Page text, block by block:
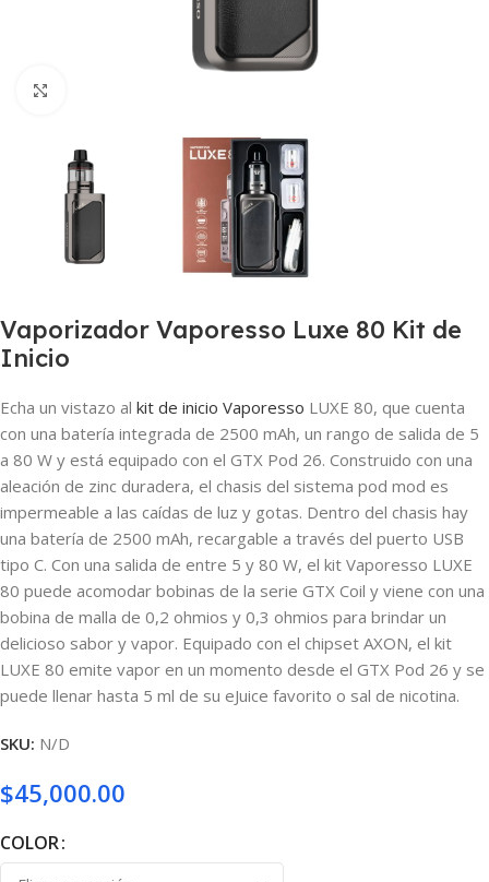
Vaporizador Vaporesso Luxe 80 Kit de
Inicio
Echa un vistazo al kit de inicio Vaporesso LUXE 80, que cuenta
con una batería integrada de 2500 mAh, un rango de salida de 5
a 80 W y está equipado con el GTX Pod 26. Construido con una
aleación de zinc duradera, el chasis del sistema pod mod es
impermeable a las caídas de luz y gotas. Dentro del chasis hay
una batería de 2500 mAh, recargable a través del puerto USB
tipo C. Con una salida de entre 5 y 80 W, el kit Vaporesso LUXE
80 puede acomodar bobinas de la serie GTX Coil y viene con una
bobina de malla de 0,2 ohmios y 0,3 ohmios para brindar un
delicioso sabor y vapor. Equipado con el chipset AXON, el kit
LUXE 80 emite vapor en un momento desde el GTX Pod 26 y se
puede llenar hasta 5 ml de su eJuice favorito o sal de nicotina.
SKU: N/D
$45,000.00
COLOR